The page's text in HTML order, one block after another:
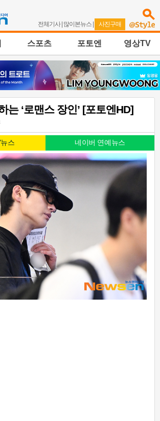
전체기사| 많이본뉴스 | 사진구매
스포츠 포토엔 영상TV
는 ‘로맨스 장인’ [포토엔HD]
스 네이버 연예뉴스